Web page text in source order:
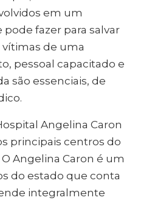
em um
fazer para salvar
de uma
pessoal capacitado e
são essenciais, de
Angelina Caron
principais centros do
Angelina Caron é um
do estado que conta
integralmente